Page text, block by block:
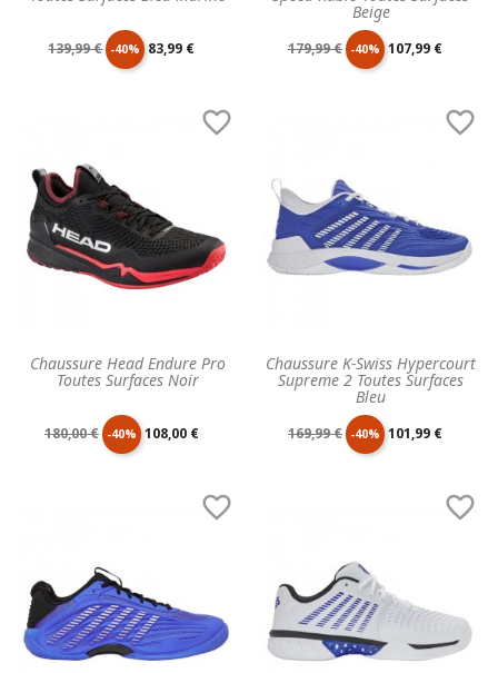
Prix
139,99 € -40% Prix
83,99 €
Beige
Prix
179,99 € -40% Prix
107,99 €
Chaussure Head Endure Pro
Toutes Surfaces Noir

Prix
180,00 € -40% Prix
108,00 €
Chaussure K-Swiss Hypercourt
Supreme 2 Toutes Surfaces
Bleu

Prix
169,99 € -40% Prix
101,99 €
 